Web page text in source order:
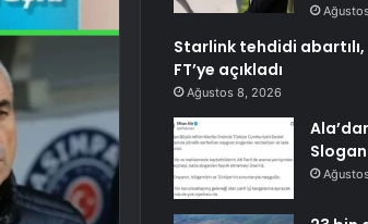
Starlink tehdidi abartılı,
FT’ye açıkladı
Ağustos 8, 2026